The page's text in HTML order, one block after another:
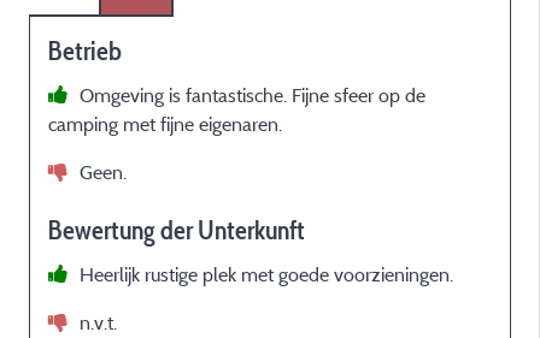
Betrieb
Omgeving is fantastische. Fijne sfeer op de
camping met fijne eigenaren.
Geen.
Bewertung der Unterkunft
Heerlijk rustige plek met goede voorzieningen.
n.v.t.